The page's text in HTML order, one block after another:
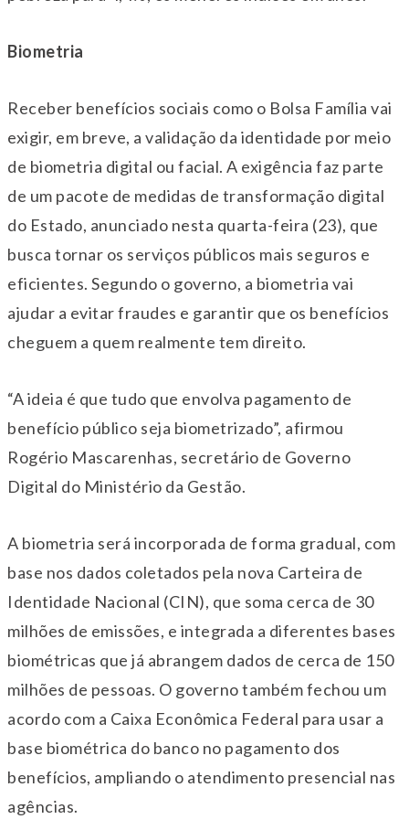
Biometria
Receber benefícios sociais como o Bolsa Família vai
exigir, em breve, a validação da identidade por meio
de biometria digital ou facial. A exigência faz parte
de um pacote de medidas de transformação digital
do Estado, anunciado nesta quarta-feira (23), que
busca tornar os serviços públicos mais seguros e
eficientes. Segundo o governo, a biometria vai
ajudar a evitar fraudes e garantir que os benefícios
cheguem a quem realmente tem direito.
“A ideia é que tudo que envolva pagamento de
benefício público seja biometrizado”, afirmou
Rogério Mascarenhas, secretário de Governo
Digital do Ministério da Gestão.
A biometria será incorporada de forma gradual, com
base nos dados coletados pela nova Carteira de
Identidade Nacional (CIN), que soma cerca de 30
milhões de emissões, e integrada a diferentes bases
biométricas que já abrangem dados de cerca de 150
milhões de pessoas. O governo também fechou um
acordo com a Caixa Econômica Federal para usar a
base biométrica do banco no pagamento dos
benefícios, ampliando o atendimento presencial nas
agências.